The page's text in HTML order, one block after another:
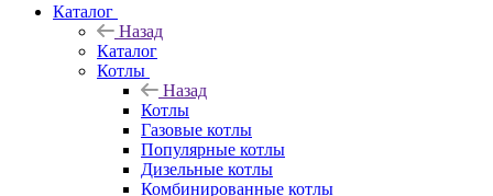
Каталог
Назад
Каталог
Котлы
Назад
Котлы
Газовые котлы
Популярные котлы
Дизельные котлы
Комбинированные котлы